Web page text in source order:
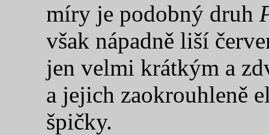
míry je podobný druh
však nápadně liší
jen velmi krátkým a
a jejich zaokrouhleně
špičky.